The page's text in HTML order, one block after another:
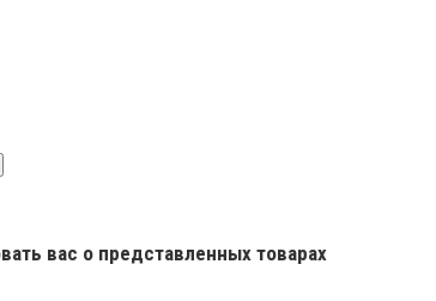
вас о представленных товарах